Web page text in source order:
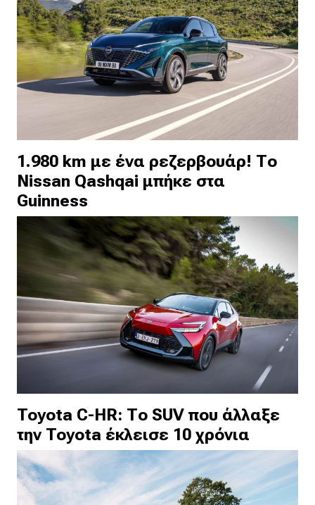
1.980 km με ένα ρεζερβουάρ! Το
Nissan Qashqai μπήκε στα
Guinness
Toyota C-HR: Το SUV που άλλαξε
την Toyota έκλεισε 10 χρόνια